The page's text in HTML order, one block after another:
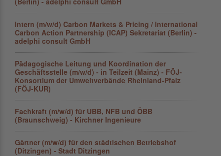
Intern (m/w/d) Carbon Markets & Pricing / International
Carbon Action Partnership (ICAP) Sekretariat (Berlin) -
adelphi consult GmbH
Pädagogische Leitung und Koordination der
Geschäftsstelle (m/w/d) - in Teilzeit (Mainz) - FÖJ-
Konsortium der Umweltverbände Rheinland-Pfalz
(FÖJ-KUR)
Fachkraft (m/w/d) für UBB, NFB und ÖBB
(Braunschweig) - Kirchner Ingenieure
Gärtner (m/w/d) für den städtischen Betriebshof
(Ditzingen) - Stadt Ditzingen